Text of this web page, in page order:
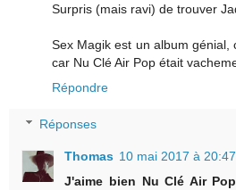
Surpris (mais ravi) de trouver
Sex Magik est un album génial,
car Nu Clé Air Pop était
Répondre
Réponses
Thomas 10 mai 2017 à 20:47
J'aime bien Nu Clé Air